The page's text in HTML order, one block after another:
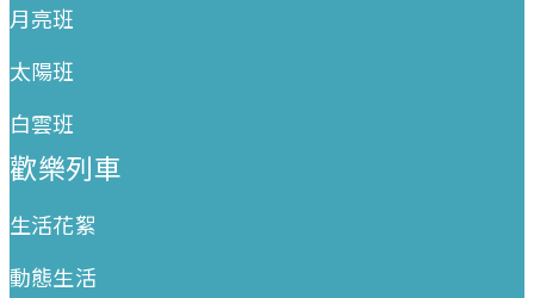
月亮班
太陽班
白雲班
歡樂列車
生活花絮
動態生活